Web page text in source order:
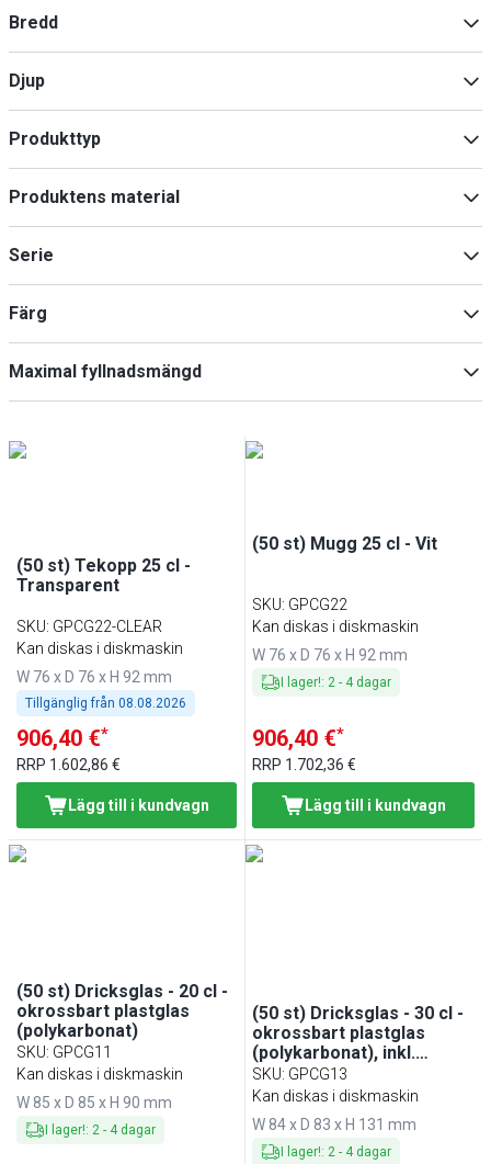
Bredd
Djup
Min
Produkttyp
Glasögon(5)
Produktens material
Serie
Färg
Vit(3)
Maximal fyllnadsmängd
(50 st) Tekopp 25 cl -
Transparent
SKU: GPCG22-CLEAR
Kan diskas i diskmaskin
W 76 x D 76 x H 92 mm
Tillgänglig från 08.08.2026
906,40 €*
RRP 1.602,86 €
Lägg till i kundvagn
(50 st) Mugg 25 cl - Vit
SKU: GPCG22
Kan diskas i diskmaskin
W 76 x D 76 x H 92 mm
I lager!: 2 - 4 dagar
906,40 €*
RRP 1.702,36 €
Lägg till i kundvagn
(50 st) Dricksglas - 20 cl -
okrossbart plastglas
(polykarbonat)
SKU: GPCG11
Kan diskas i diskmaskin
W 85 x D 85 x H 90 mm
I lager!: 2- 4 dagar
(50 st) Dricksglas - 30 cl -
okrossbart plastglas
(polykarbonat), inkl.
stapelbar design
SKU: GPCG13
Kan diskas i diskmaskin
W 84 x D 83 x H 131 mm
I lager!: 2 - 4 dagar